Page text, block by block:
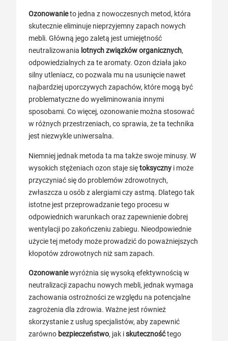
Ozonowanieto jedna z nowoczesnych metod, która
skutecznie eliminuje nieprzyjemny zapach nowych
mebli. Główną jego zaletą jest umiejętność
neutralizowania lotnych związków organicznych,
odpowiedzialnych za te aromaty. Ozon działa jako
silny utleniacz, co pozwala mu na usunięcie nawet
najbardziej uporczywych zapachów, które mogą być
problematyczne do wyeliminowania innymi
sposobami. Co więcej, ozonowanie można stosować
w różnych przestrzeniach, co sprawia, że ta technika
jest niezwykle uniwersalna.
Niemniej jednak metoda ta ma także swoje minusy. W
wysokich stężeniach ozon staje siętoksyczny i może
przyczyniać się do problemów zdrowotnych,
zwłaszcza u osób z alergiami czy astmą. Dlatego tak
istotne jest przeprowadzanie tego procesu w
odpowiednich warunkach oraz zapewnienie dobrej
wentylacji po zakończeniu zabiegu. Nieodpowiednie
użycie tej metody może prowadzić do poważniejszych
kłopotów zdrowotnych niż sam zapach.
Ozonowaniewyróżnia się wysoką efektywnością w
neutralizacji zapachu nowych mebli, jednak wymaga
zachowania ostrożności ze względu na potencjalne
zagrożenia dla zdrowia. Ważne jest również
skorzystanie z usług specjalistów, aby zapewnić
zarówno bezpieczeństwo, jak iskutecznośćtego